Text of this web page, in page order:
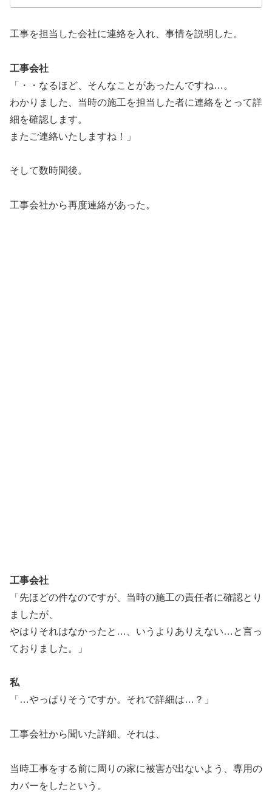
工事を担当した会社に連絡を入れ、事情を説明した。
工事会社
「・・なるほど、そんなことがあったんですね…。
わかりました、当時の施工を担当した者に連絡をとって詳
細を確認します。
またご連絡いたしますね！」
そして数時間後。
工事会社から再度連絡があった。
工事会社
「先ほどの件なのですが、当時の施工の責任者に確認とり
ましたが、
やはりそれはなかったと…、いうよりありえない…と言っ
ておりました。」
私
「…やっぱりそうですか。それで詳細は…？」
工事会社から聞いた詳細、それは、
当時工事をする前に周りの家に被害が出ないよう、専用の
カバーをしたという。